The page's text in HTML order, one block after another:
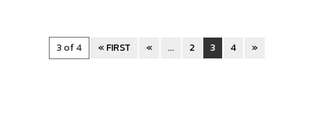
3 of 4 « FIRST « ... 2 3 4 »